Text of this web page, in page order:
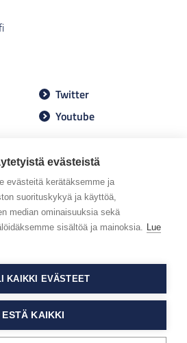
evästeistä
evästeitä kerätäksemme ja
suorituskykyä ja käyttöä,
median ominaisuuksia sekä
sisältöä ja mainoksia. Lue
KAIKKI EVÄSTEET
ESTÄ KAIKKI
Twitter
Youtube